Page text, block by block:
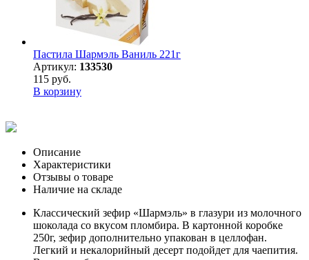
Пастила Шармэль Ваниль 221г
Артикул: 133530
115 руб.
В корзину
Описание
Характеристики
Отзывы о товаре
Наличие на складе
Классический зефир «Шармэль» в глазури из молочного
шоколада со вкусом пломбира. В картонной коробке
250г, зефир дополнительно упакован в целлофан.
Легкий и некалорийный десерт подойдет для чаепития.